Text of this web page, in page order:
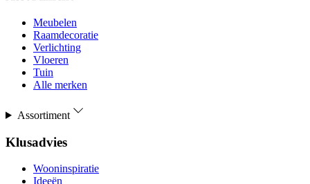
Meubelen
Raamdecoratie
Verlichting
Vloeren
Tuin
Alle merken
Assortiment
Klusadvies
Wooninspiratie
Ideeën